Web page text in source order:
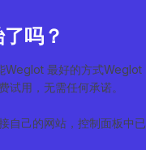
吗？
Weglot 最好的方式Weglot
试用，无需任何承诺。
自己的网站，控制面板中已